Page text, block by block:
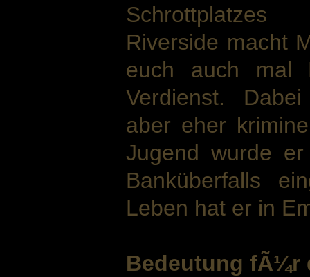
Riverside macht
euch auch mal
Verdienst.
aber eher
Jugend wurde
Banküberfalls
Leben hat er in
Bedeutung fÃ¼r